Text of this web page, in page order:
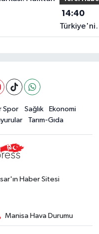
14:40
En İyi
Terzi’den Anne-
Spor Sağlık
Ekonomi
Tarım-Gıda
Haber Sitesi
Manisa Hava Durumu